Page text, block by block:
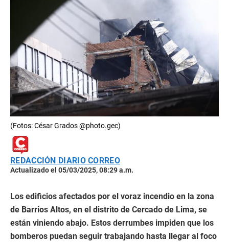
(Fotos: César Grados @photo.gec)
REDACCIÓN DIARIO CORREO
Actualizado el 05/03/2025, 08:29 a.m.
Los edificios afectados por el voraz incendio en la zona
de Barrios Altos, en el distrito de Cercado de Lima, se
están viniendo abajo. Estos derrumbes impiden que los
bomberos puedan seguir trabajando hasta llegar al foco